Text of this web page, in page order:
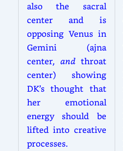
also the sacral
center and is
opposing Venus in
Gemini (ajna
center, andthroat
center) showing
DK’s thought that
her emotional
energy should be
lifted into creative
processes.